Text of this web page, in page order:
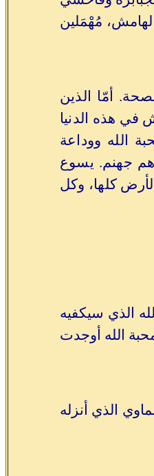
مُهْمَلين
أمّا الذين
في هذه الدنيا
الله ووداعة
جهنم. يسوع
كلها، وكل
الذي سيكفيه
الله أوجدت
الذي أنزله